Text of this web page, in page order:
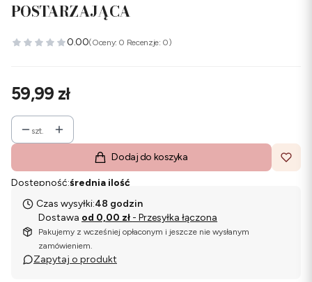
POSTARZAJĄCA
0.00(Oceny: 0 Recenzje: 0)
Cena
59,99 zł
szt.
Dodaj do koszyka
Dostępność:średnia ilość
Czas wysyłki:48 godzin
Dostawa od 0,00 zł - Przesyłka łączona
Pakujemy z wcześniej opłaconym i jeszcze nie wysłanym
zamówieniem.
Zapytaj o produkt